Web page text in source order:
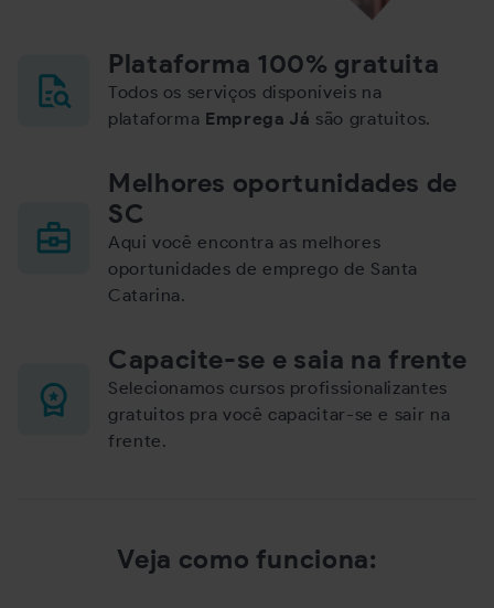
Plataforma 100% gratuita
Todos os serviços disponíveis na
plataforma Emprega Já são gratuitos.
Melhores oportunidades de
SC
Aqui você encontra as melhores
oportunidades de emprego de Santa
Catarina.
Capacite-se e saia na frente
Selecionamos cursos profissionalizantes
gratuitos pra você capacitar-se e sair na
frente.
Veja como funciona: